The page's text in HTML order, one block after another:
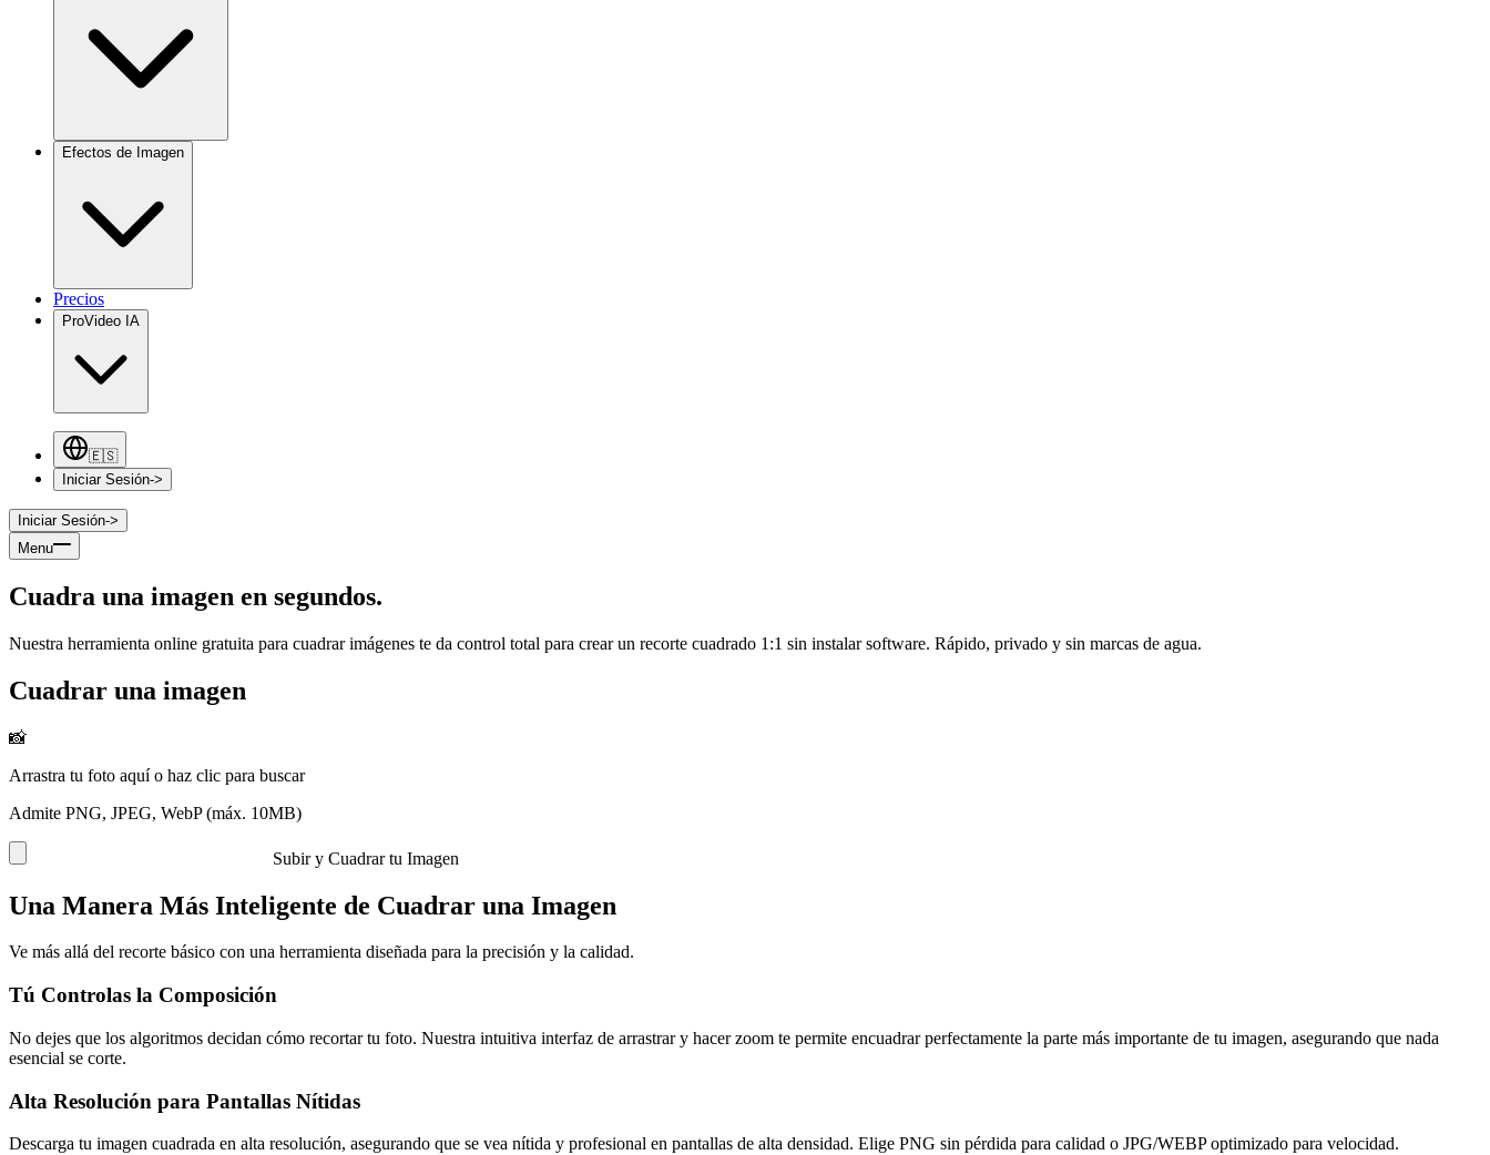
Efectos de Imagen
Precios
ProVideo IA
🇪🇸
Iniciar Sesión->
Iniciar Sesión->
Menu
Cuadra una imagen en segundos.
Nuestra herramienta online gratuita para cuadrar imágenes te da control total para crear un recorte cuadrado 1:1 sin instalar software. Rápido, privado y sin marcas de agua.
Cuadrar una imagen
📸
Arrastra tu foto aquí o haz clic para buscar
Admite PNG, JPEG, WebP (máx. 10MB)
Subir y Cuadrar tu Imagen
Una Manera Más Inteligente de Cuadrar una Imagen
Ve más allá del recorte básico con una herramienta diseñada para la precisión y la calidad.
Tú Controlas la Composición
No dejes que los algoritmos decidan cómo recortar tu foto. Nuestra intuitiva interfaz de arrastrar y hacer zoom te permite encuadrar perfectamente la parte más importante de tu imagen, asegurando que nada
esencial se corte.
Alta Resolución para Pantallas Nítidas
Descarga tu imagen cuadrada en alta resolución, asegurando que se vea nítida y profesional en pantallas de alta densidad. Elige PNG sin pérdida para calidad o JPG/WEBP optimizado para velocidad.